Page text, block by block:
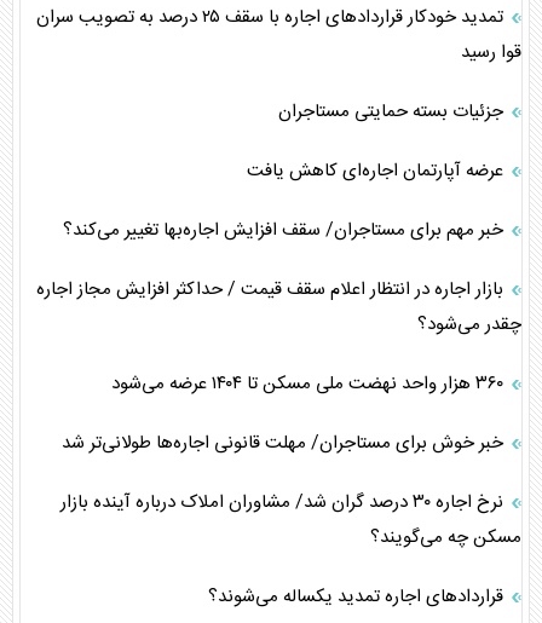
تمدید خودکار قرارداد‌های اجاره با سقف ۲۵ درصد به تصویب سران
قوا رسید
جزئیات بسته حمایتی مستاجران
عرضه آپارتمان اجاره‌ای کاهش یافت
خبر مهم برای مستاجران/ سقف افزایش اجاره‌بها تغییر می‌کند؟
بازار اجاره در انتظار اعلام سقف قیمت / حداکثر افزایش مجاز اجاره
چقدر می‌شود؟
خبر خوش برای مستاجران/ مهلت قانونی اجاره‌ها طولانی‌تر شد
نرخ اجاره ۳۰ درصد گران شد/ مشاوران املاک درباره آینده بازار
مسکن چه می‌گویند؟
قرارداد‌های اجاره تمدید یکساله می‌شوند؟